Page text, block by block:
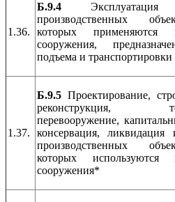
1.36.
Б.9.4
производственных
которых применяются
сооружения,
подъема и
1.37.
Б.9.5 Проектирование,
реконструкция,
перевооружение,
консервация,
производственных
которых используются
сооружения*